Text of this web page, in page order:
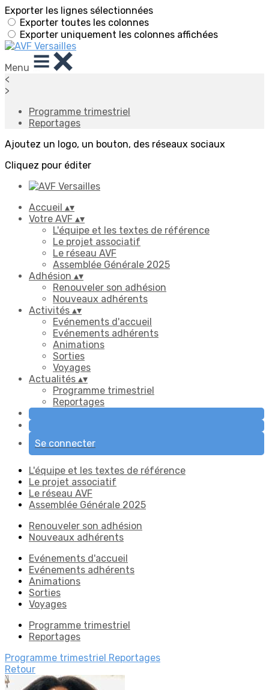
Exporter les lignes sélectionnées
Exporter toutes les colonnes
Exporter uniquement les colonnes affichées
Menu
<
>
Programme trimestriel
Reportages
Ajoutez un logo, un bouton, des réseaux sociaux
Cliquez pour éditer
Accueil ▴▾
Votre AVF ▴▾
L'équipe et les textes de référence
Le projet associatif
Le réseau AVF
Assemblée Générale 2025
Adhésion ▴▾
Renouveler son adhésion
Nouveaux adhérents
Activités ▴▾
Evénements d'accueil
Evénements adhérents
Animations
Sorties
Voyages
Actualités ▴▾
Programme trimestriel
Reportages
Se connecter
L'équipe et les textes de référence
Le projet associatif
Le réseau AVF
Assemblée Générale 2025
Renouveler son adhésion
Nouveaux adhérents
Evénements d'accueil
Evénements adhérents
Animations
Sorties
Voyages
Programme trimestriel
Reportages
Programme trimestriel Reportages
Retour